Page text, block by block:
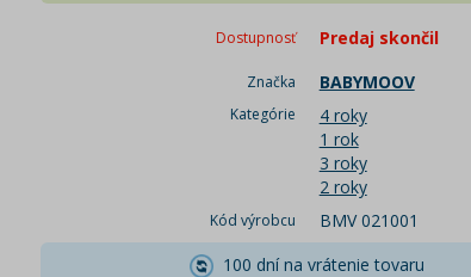
Dostupnosť Predaj skončil
Značka BABYMOOV
Kategórie
4 roky
1 rok
3 roky
2 roky
Kód výrobcu
BMV 021001
100 dní na vrátenie tovaru